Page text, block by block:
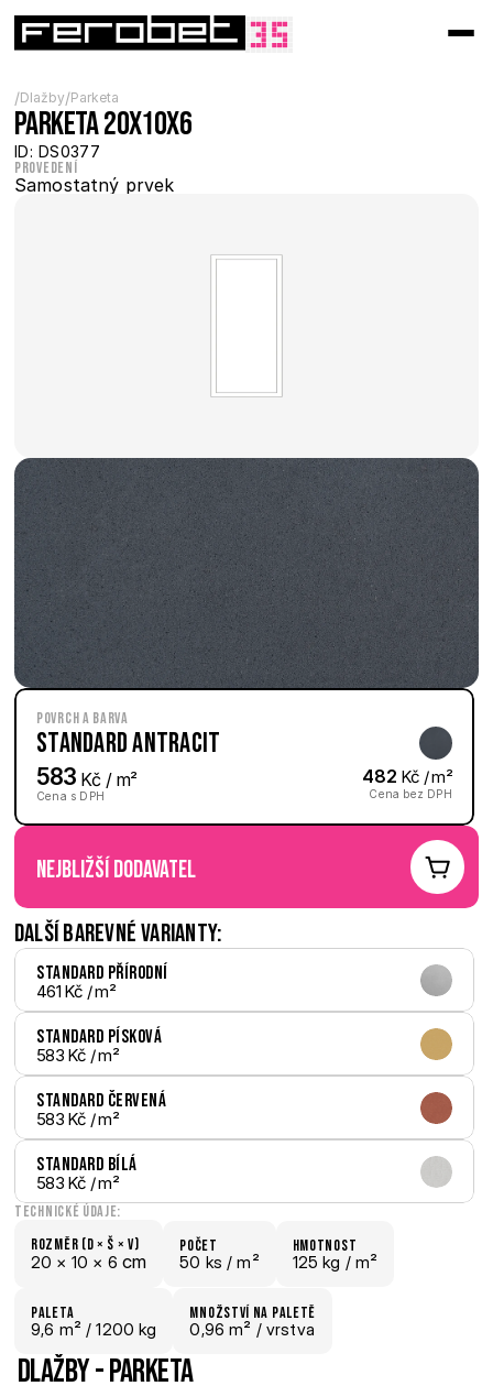
/Dlažby/Parketa
Parketa 20x10x6
ID: DS0377
Provedení
Samostatný prvek
Povrch a barva
Standard Antracit
583 Kč / m²
Cena s DPH
482 Kč / m²
Cena bez DPH
nejbližší dodavatel
Další barevné varianty:
Standard Přírodní
461 Kč / m²
Standard Písková
583 Kč / m²
Standard Červená
583 Kč / m²
Standard Bílá
583 Kč / m²
Technické údaje:
Rozměr (D × š × V)
20 × 10 × 6 cm
počet
50 ks / m²
hmotnost
125 kg / m²
paletA
9,6 m² / 1200 kg
Množství na paletě
0,96 m² / vrstva
Dlažby - Parketa